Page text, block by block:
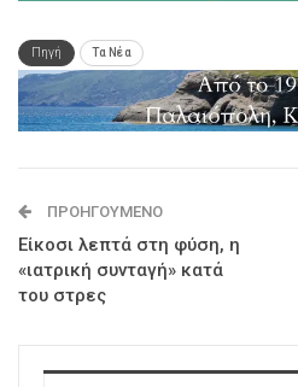
Πηγή Τα Νέα
ΠΡΟΗΓΟΎΜΕΝΟ
Είκοσι λεπτά στη φύση, η
«ιατρική συνταγή» κατά
του στρες